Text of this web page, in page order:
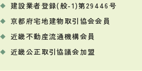
建設業者登録(般-1)第29446号
京都府宅地建物取引協会会員
近畿不動産流通機構会員
近畿公正取引協議会加盟